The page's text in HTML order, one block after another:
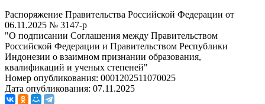
Распоряжение Правительства Российской Федерации от
06.11.2025 № 3147-р
"О подписании Соглашения между Правительством
Российской Федерации и Правительством Республики
Индонезии о взаимном признании образования,
квалификаций и ученых степеней"
Номер опубликования: 0001202511070025
Дата опубликования: 07.11.2025